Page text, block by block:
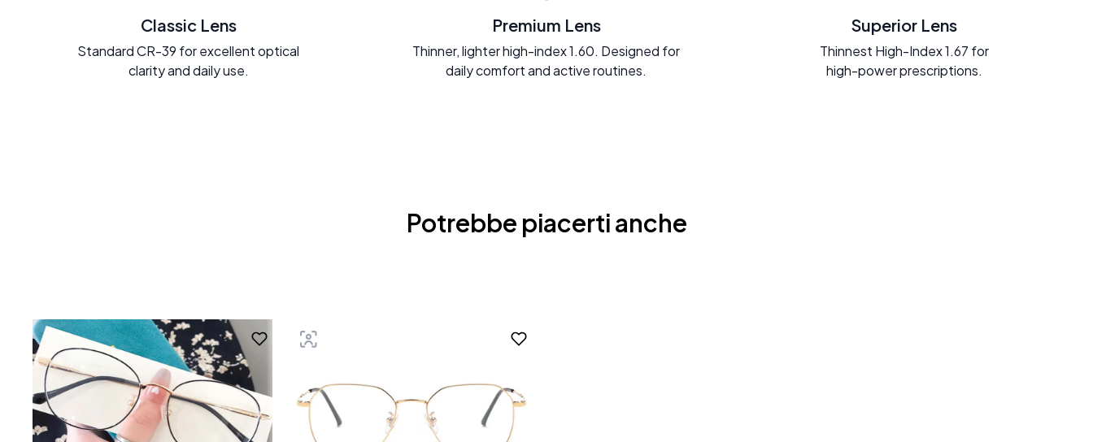
Classic Lens
Standard CR-39 for excellent optical
clarity and daily use.
Premium Lens
Thinner, lighter high-index 1.60. Designed for
daily comfort and active routines.
Superior Lens
Thinnest High-Index 1.67 for
high-power prescriptions.
Potrebbe piacerti anche